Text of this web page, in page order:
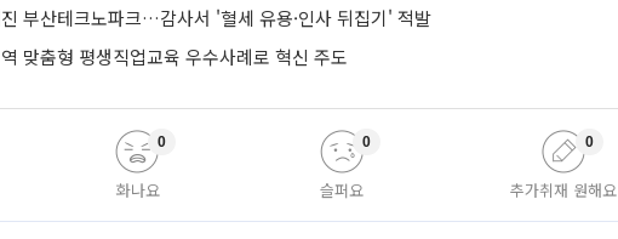
부산테크노파크…감사서 '혈세 유용·인사 뒤집기' 적발
맞춤형 평생직업교육 우수사례로 혁신 주도
화나요
0
슬퍼요
0
추가취재 원해요
0